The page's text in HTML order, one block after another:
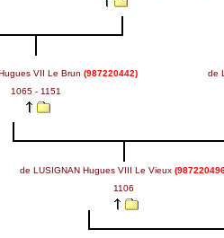
VII Le Brun (987220442)
1065 - 1151
de
de LUSIGNAN Hugues VIII Le Vieux
1106